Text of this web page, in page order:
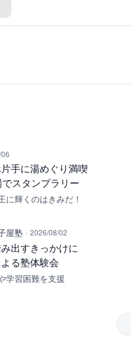
手に湯めぐり満喫
スタンプラリー
に輝くのはきみだ！
屋塾 · 2026/08/02
出すきっかけに
る塾体験会
学習困難を支援